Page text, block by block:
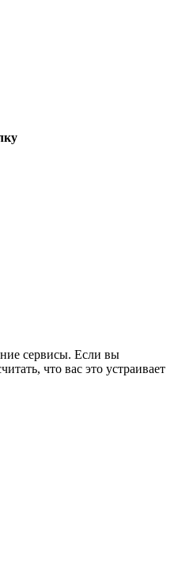
сервисы. Если вы
что вас это устраивает